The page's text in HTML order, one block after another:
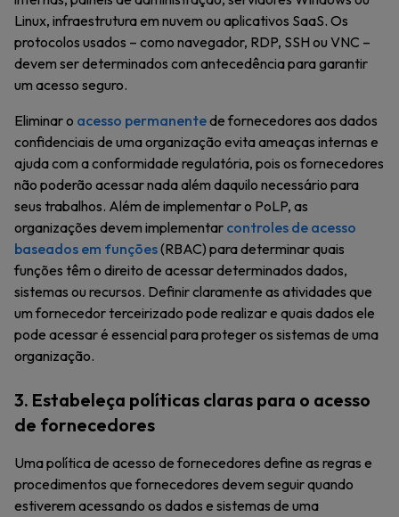
Linux, infraestrutura em nuvem ou aplicativos SaaS. Os
protocolos usados – como navegador, RDP, SSH ou VNC –
devem ser determinados com antecedência para garantir
um acesso seguro.
Eliminar o acesso permanentede fornecedores aos dados
confidenciais de uma organização evita ameaças internas e
ajuda com a conformidade regulatória, pois os fornecedores
não poderão acessar nada além daquilo necessário para
seus trabalhos. Além de implementar o PoLP, as
organizações devem implementar controles de acesso
baseados em funções(RBAC) para determinar quais
funções têm o direito de acessar determinados dados,
sistemas ou recursos. Definir claramente as atividades que
um fornecedor terceirizado pode realizar e quais dados ele
pode acessar é essencial para proteger os sistemas de uma
organização.
3. Estabeleça políticas claras para o acesso
de fornecedores
Uma política de acesso de fornecedores define as regras e
procedimentos que fornecedores devem seguir quando
estiverem acessando os dados e sistemas de uma